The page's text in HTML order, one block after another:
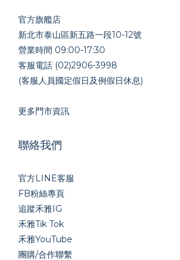
官方旗艦店
新北市泰山區新五路一段10-12號
營業時間 09:00-17:30
客服電話 (02)2906-3998
(客服人員國定假日及例假日休息)
更多門市資訊
聯絡我們
官方LINE客服
FB粉絲專頁
追蹤禾雅IG
禾雅Tik Tok
禾雅YouTube
團購/合作聯繫